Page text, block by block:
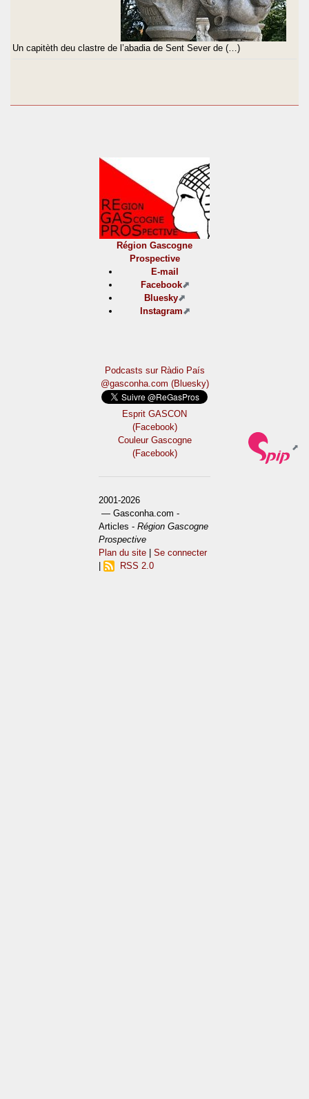
Un capitèth deu clastre de l’abadia de Sent Sever de (…)
Région Gascogne
Prospective
E-mail
Facebook
Bluesky
Instagram
Podcasts sur Ràdio País
@gasconha.com (Bluesky)
Esprit GASCON
(Facebook)
Couleur Gascogne
(Facebook)
2001-2026
— Gasconha.com -
Articles -Région Gascogne
Prospective
Plan du site |Se connecter
RSS 2.0